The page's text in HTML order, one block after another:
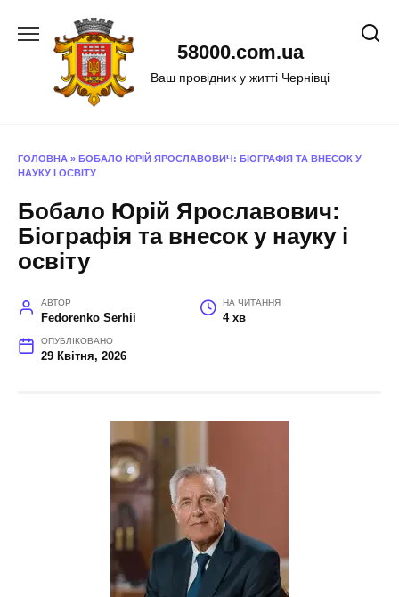
58000.com.ua
Ваш провідник у житті Чернівці
ГОЛОВНА » БОБАЛО ЮРІЙ ЯРОСЛАВОВИЧ: БІОГРАФІЯ ТА ВНЕСОК У
НАУКУ І ОСВІТУ
Бобало Юрій Ярославович:
Біографія та внесок у науку і
освіту
АВТОР
Fedorenko Serhii
НА ЧИТАННЯ
4 хв
ОПУБЛІКОВАНО
29 Квітня, 2026